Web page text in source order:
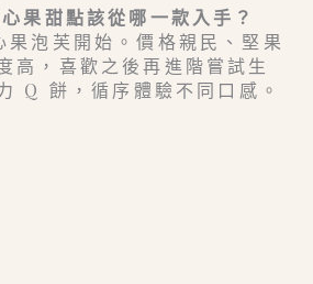
果甜點該從哪一款入手？
果泡芙開始。價格親民、堅果
高，喜歡之後再進階嘗試生
Q 餅，循序體驗不同口感。